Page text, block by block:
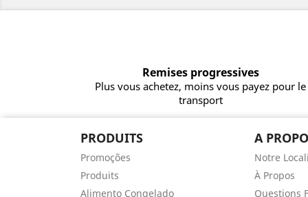
Remises progressives
Plus vous achetez, moins vous payez pour le
transport
PRODUITS
Promoções
Produits
Alimento Congelado
A
Notre
À Propos
Questions